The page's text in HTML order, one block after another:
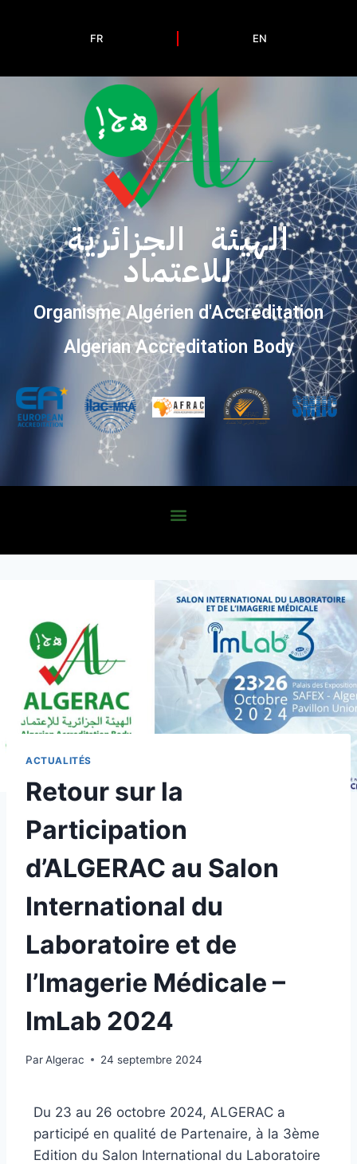
FR EN
الهيئة الجزائرية
للاعتماد
Organisme Algérien d'Accréditation
Algerian Accreditation Body
ACTUALITÉS
Retour sur la
Participation
d’ALGERAC au Salon
International du
Laboratoire et de
l’Imagerie Médicale –
ImLab 2024
ParAlgerac 24 septembre 2024
Du 23 au 26 octobre 2024, ALGERAC a
participé en qualité de Partenaire, à la 3ème
Edition du Salon International du Laboratoire